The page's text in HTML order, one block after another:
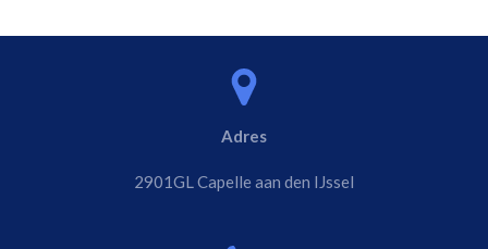
Adres
2901GL Capelle aan den IJssel